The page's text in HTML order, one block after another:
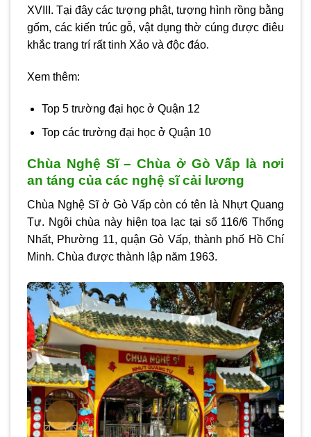
XVIII. Tại đây các tượng phật, tượng hình rồng bằng
gốm, các kiến trúc gỗ, vật dụng thờ cúng được điêu
khắc trang trí rất tinh Xảo và độc đáo.
Xem thêm:
Top 5 trường đại học ở Quận 12
Top các trường đại học ở Quận 10
Chùa Nghệ Sĩ – Chùa ở Gò Vấp là nơi
an táng của các nghệ sĩ cải lương
Chùa Nghệ Sĩ ở Gò Vấp còn có tên là Nhựt Quang
Tự. Ngôi chùa này hiện tọa lạc tại số 116/6 Thống
Nhất, Phường 11, quận Gò Vấp, thành phố Hồ Chí
Minh. Chùa được thành lập năm 1963.